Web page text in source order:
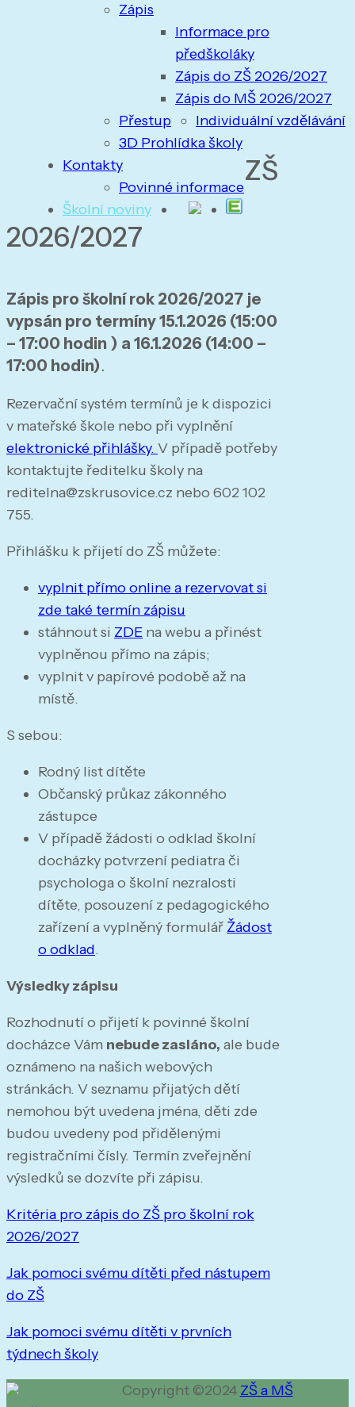
Zápis
Informace pro
předškoláky
Zápis do ZŠ 2026/2027
Zápis do MŠ 2026/2027
Přestup
Individuální vzdělávání
3D Prohlídka školy
Kontakty
Povinné informace
Školní noviny
ZŠ
2026/2027
Zápis pro školní rok 2026/2027 je
vypsán pro termíny 15.1.2026 (15:00
– 17:00 hodin ) a 16.1.2026 (14:00 –
17:00 hodin).
Rezervační systém termínů je k dispozici
v mateřské škole nebo při vyplnění
elektronické přihlášky. V případě potřeby
kontaktujte ředitelku školy na
reditelna@zskrusovice.cz nebo 602 102
755.
Přihlášku k přijetí do ZŠ můžete:
vyplnit přímo online a rezervovat si
zde také termín zápisu
stáhnout si ZDE na webu a přinést
vyplněnou přímo na zápis;
vyplnit v papírové podobě až na
místě.
S sebou:
Rodný list dítěte
Občanský průkaz zákonného
zástupce
V případě žádosti o odklad školní
docházky potvrzení pediatra či
psychologa o školní nezralosti
dítěte, posouzení z pedagogického
zařízení a vyplněný formulář Žádost
o odklad.
Výsledky zápisu
Rozhodnutí o přijetí k povinné školní
docházce Vám nebude zasláno, ale bude
oznámeno na našich webových
stránkách. V seznamu přijatých dětí
nemohou být uvedena jména, děti zde
budou uvedeny pod přidělenými
registračními čísly. Termín zveřejnění
výsledků se dozvíte při zápisu.
Kritéria pro zápis do ZŠ pro školní rok
2026/2027
Jak pomoci svému dítěti před nástupem
do ZŠ
Jak pomoci svému dítěti v prvních
týdnech školy
Copyright ©2024 ZŠ a MŠ